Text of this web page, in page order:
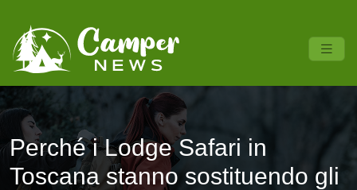
Perché i Lodge Safari in
Toscana stanno sostituendo gli